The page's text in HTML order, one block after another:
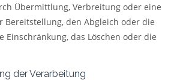
Übermittlung, Verbreitung oder eine
Bereitstellung, den Abgleich oder die
Einschränkung, das Löschen oder die
der Verarbeitung